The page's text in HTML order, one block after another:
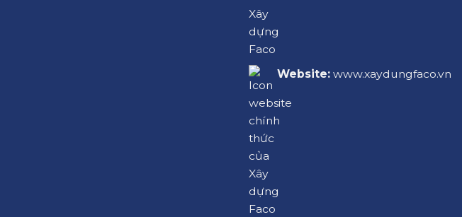
Website: www.xaydungfaco.vn